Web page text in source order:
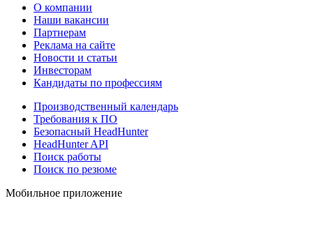
О компании
Наши вакансии
Партнерам
Реклама на сайте
Новости и статьи
Инвесторам
Кандидаты по профессиям
Производственный календарь
Требования к ПО
Безопасный HeadHunter
HeadHunter API
Поиск работы
Поиск по резюме
Мобильное приложение